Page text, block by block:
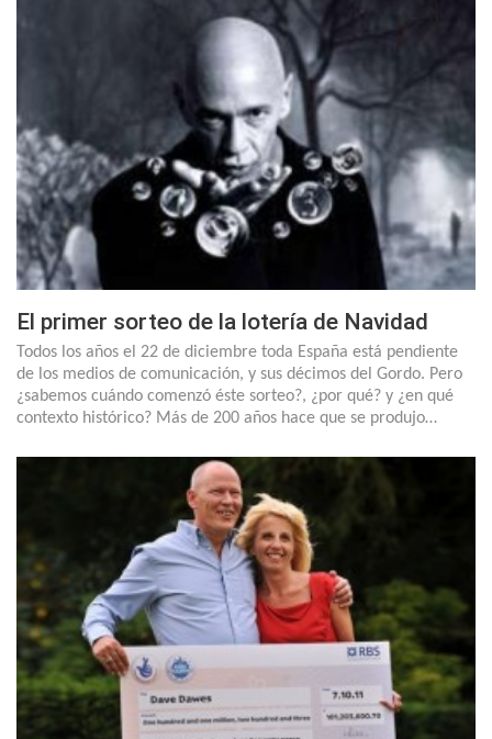
El primer sorteo de la lotería de Navidad
Todos los años el 22 de diciembre toda España está pendiente
de los medios de comunicación, y sus décimos del Gordo. Pero
¿sabemos cuándo comenzó éste sorteo?, ¿por qué? y ¿en qué
contexto histórico? Más de 200 años hace que se produjo…